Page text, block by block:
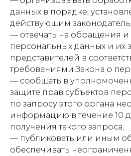
данных в порядке,
действующим
— отвечать на обращения и
персональных данных и их
представителей в
требованиями Закона о
— сообщать в
защите прав субъектов
по запросу этого органа
информацию в течение 10
получения такого запроса;
— публиковать или иным
обеспечивать